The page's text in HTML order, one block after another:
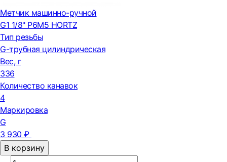
Метчик машинно-ручной
G1 1/8" Р6М5 HORTZ
Тип резьбы
G-трубная цилиндрическая
Вес, г
336
Количество канавок
4
Маркировка
G
3 930 ₽
В корзину